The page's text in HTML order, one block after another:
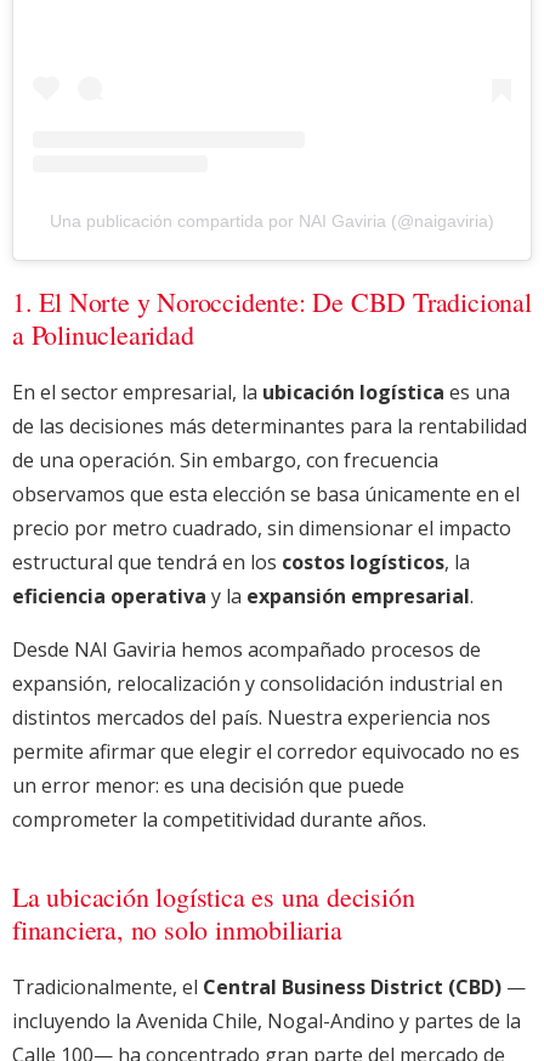
Una publicación compartida por NAI Gaviria (@naigaviria)
1. El Norte y Noroccidente: De CBD Tradicional
a Polinuclearidad
En el sector empresarial, la ubicación logística es una
de las decisiones más determinantes para la rentabilidad
de una operación. Sin embargo, con frecuencia
observamos que esta elección se basa únicamente en el
precio por metro cuadrado, sin dimensionar el impacto
estructural que tendrá en los costos logísticos, la
eficiencia operativa y la expansión empresarial.
Desde NAI Gaviria hemos acompañado procesos de
expansión, relocalización y consolidación industrial en
distintos mercados del país. Nuestra experiencia nos
permite afirmar que elegir el corredor equivocado no es
un error menor: es una decisión que puede
comprometer la competitividad durante años.
La ubicación logística es una decisión
financiera, no solo inmobiliaria
Tradicionalmente, el Central Business District (CBD) —
incluyendo la Avenida Chile, Nogal-Andino y partes de la
Calle 100— ha concentrado gran parte del mercado de